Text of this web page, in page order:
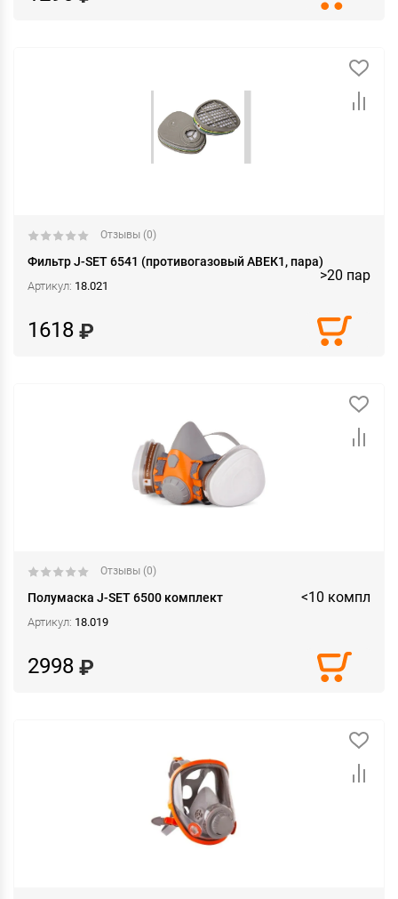
Отзывы (0)
Фильтр J-SET 6541 (противогазовый АВЕК1, пара)
>20 пар
Артикул: 18.021
1618
Отзывы (0)
Полумаска J-SET 6500 комплект <10 компл
Артикул: 18.019
2998